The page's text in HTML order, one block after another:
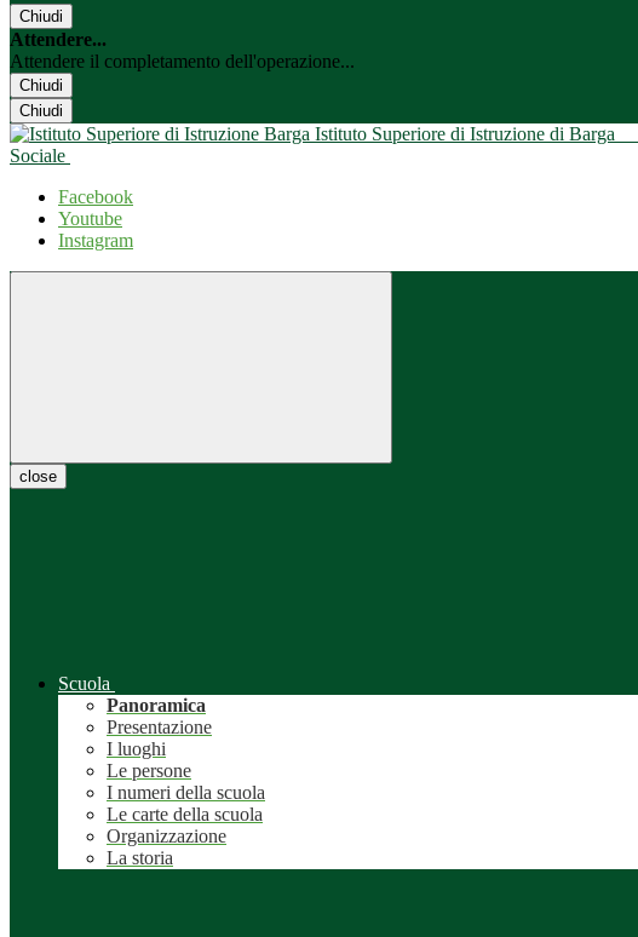
Chiudi
Attendere...
Attendere il completamento dell'operazione...
Chiudi
Chiudi
Istituto Superiore di Istruzione di Barga
Sociale
Facebook
Youtube
Instagram
close
Scuola
Panoramica
Presentazione
I luoghi
Le persone
I numeri della scuola
Le carte della scuola
Organizzazione
La storia